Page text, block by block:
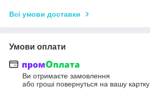
Всі умови доставки
Умови оплати
Ви отримаєте замовлення
або гроші повернуться на вашу картку